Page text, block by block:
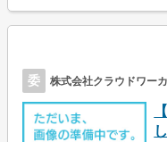
委 株式会社クラウドワー